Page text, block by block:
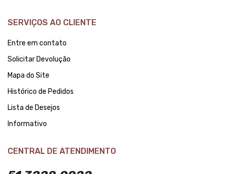
SERVIÇOS AO CLIENTE
Entre em contato
Solicitar Devolução
Mapa do Site
Histórico de Pedidos
Lista de Desejos
Informativo
CENTRAL DE ATENDIMENTO